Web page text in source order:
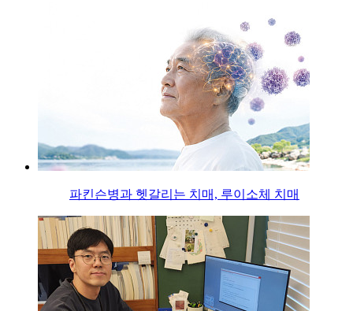
파킨슨병과 헷갈리는 치매, 루이소체 치매